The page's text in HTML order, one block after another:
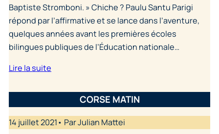
Baptiste Stromboni. »Chiche ? Paulu Santu Parigi
répond par l’affirmative et se lance dans l’aventure,
quelques années avant les premières écoles
bilingues publiques de l’Éducation nationale…
Lire la suite
CORSE MATIN
14 juillet 2021• Par Julian Mattei